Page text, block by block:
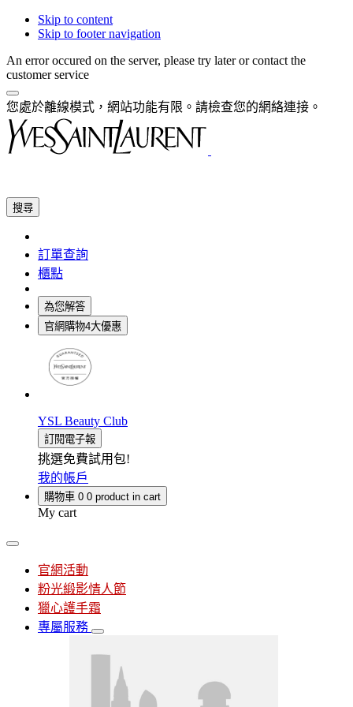
Skip to content
Skip to footer navigation
An error occured on the server, please try later or contact the
customer service
您處於離線模式，網站功能有限。請檢查您的網絡連接。
搜尋
訂單查詢
櫃點
為您解答
官網購物4大優惠
YSL Beauty Club
訂閱電子報
挑選免費試用包!
我的帳戶
購物車 0 0 product in cart
My cart
官網活動
粉光緞影情人節
獵心護手霜
專屬服務